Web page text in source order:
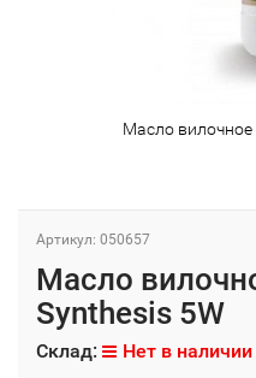
Масло вилочное
Артикул: 050657
Масло
Synthesis 5W
Склад: Нет в наличии